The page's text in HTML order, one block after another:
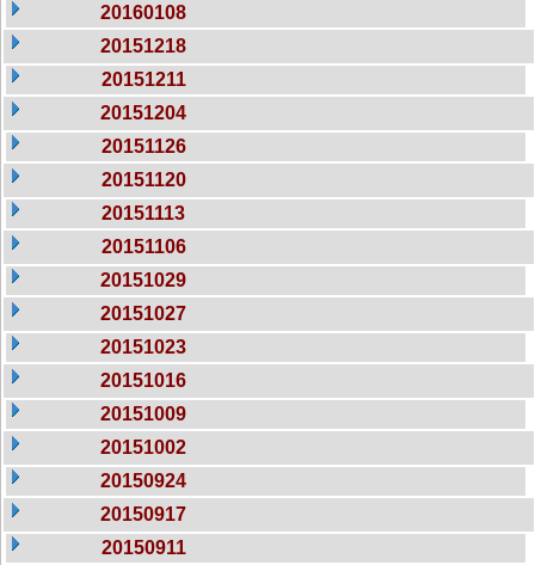
20160108
20151218
20151211
20151204
20151126
20151120
20151113
20151106
20151029
20151027
20151023
20151016
20151009
20151002
20150924
20150917
20150911